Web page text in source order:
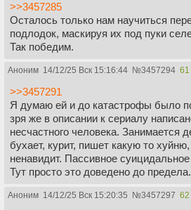
>>3457285
Осталось только нам научиться
подлодок, маскируя их под пуки
Так победим.
Аноним 14/12/25 Вск 15:16:44 №3457294 61
>>3457291
Я думаю ей и до катастрофы было
зря же в описании к сериалу
несчастного человека. Занимается
бухает, курит, пишет какую то
ненавидит. Пассивное
Тут просто это доведено до предела.
Аноним 14/12/25 Вск 15:20:35 №3457297 62